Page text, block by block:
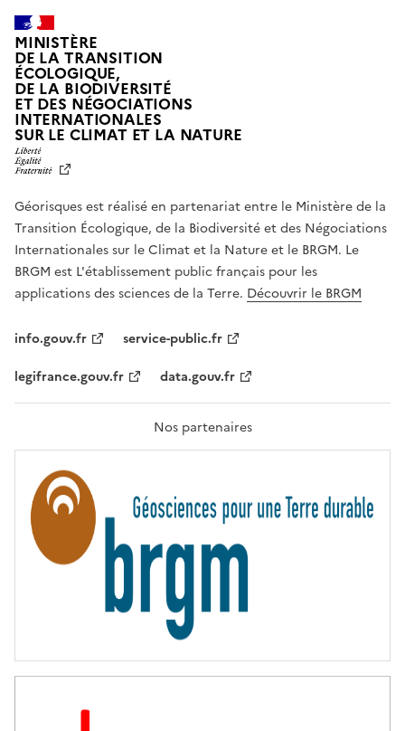
MINISTÈRE
DE LA TRANSITION
ÉCOLOGIQUE,
DE LA BIODIVERSITÉ
ET DES NÉGOCIATIONS
INTERNATIONALES
SUR LE CLIMAT ET LA NATUREL
T
É
,
É
G
A
L
F
A
T
R
T
É
Géorisques est réalisé en partenariat entre le Ministère de la
Transition Écologique, de la Biodiversité et des Négociations
Internationales sur le Climat et la Nature et le BRGM. Le
BRGM est L'établissement public français pour les
applications des sciences de la Terre. Découvrir le BRGM
info.gouv.fr
service-public.fr
legifrance.gouv.fr
data.gouv.fr
Nos partenaires